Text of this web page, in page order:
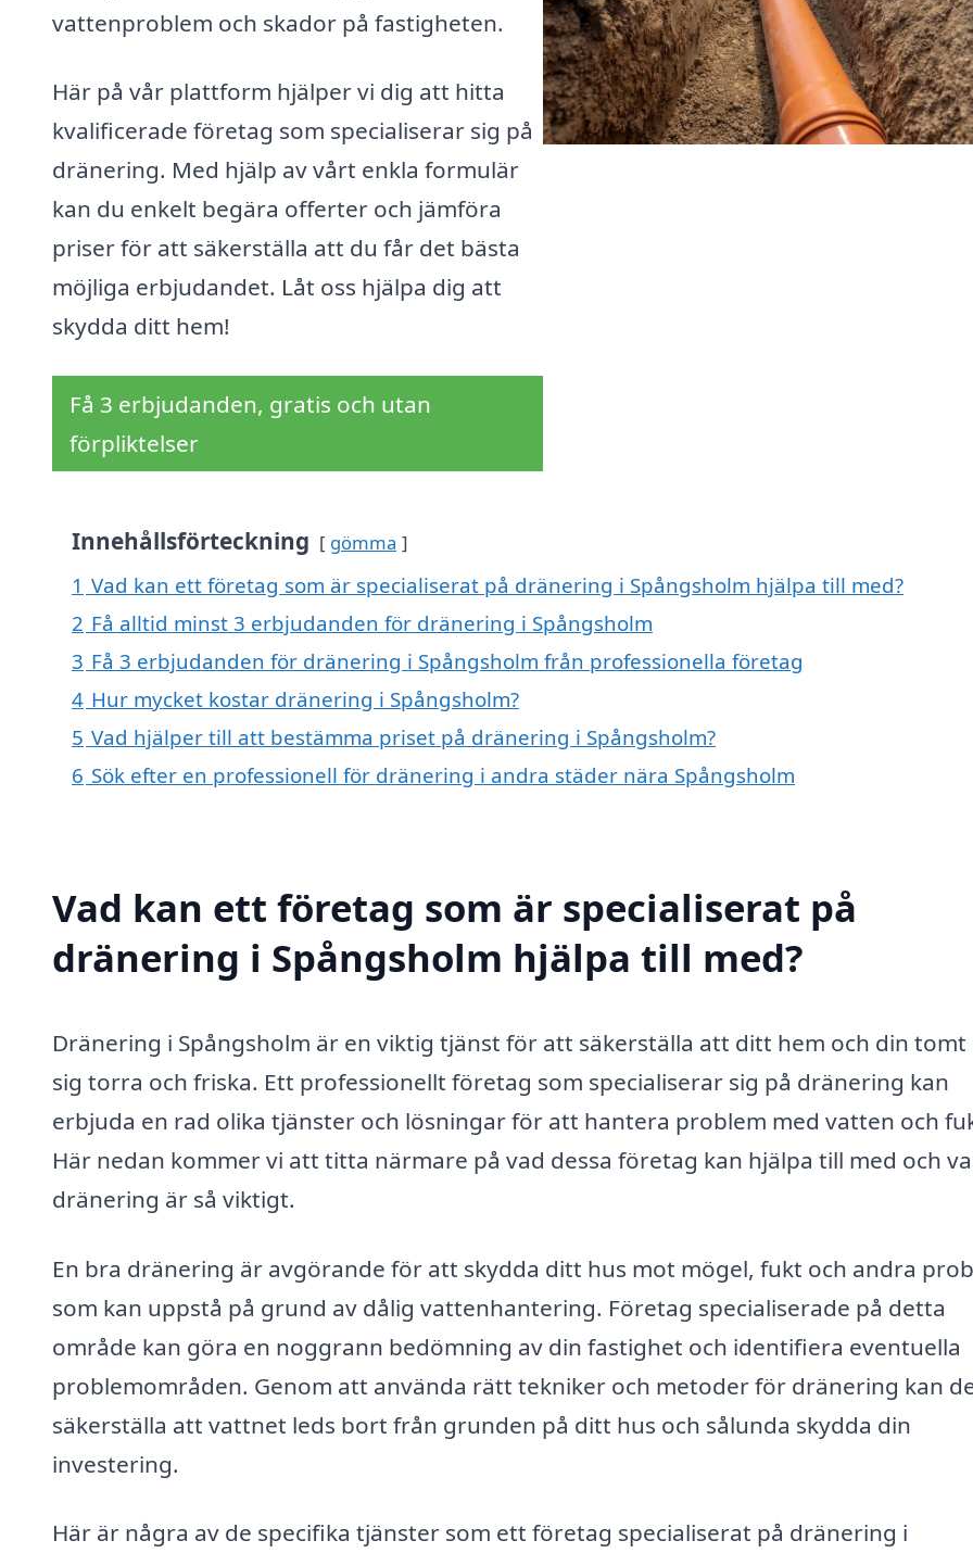
vattenproblem och skador på fastigheten.
Här på vår plattform hjälper vi dig att hitta
kvalificerade företag som specialiserar sig på
dränering. Med hjälp av vårt enkla formulär
kan du enkelt begära offerter och jämföra
priser för att säkerställa att du får det bästa
möjliga erbjudandet. Låt oss hjälpa dig att
skydda ditt hem!
Få 3 erbjudanden, gratis och utan
förpliktelser
Innehållsförteckning gömma
1 Vad kan ett företag som är specialiserat på dränering i Spångsholm hjälpa till med?
2 Få alltid minst 3 erbjudanden för dränering i Spångsholm
3 Få 3 erbjudanden för dränering i Spångsholm från professionella företag
4 Hur mycket kostar dränering i Spångsholm?
5 Vad hjälper till att bestämma priset på dränering i Spångsholm?
6 Sök efter en professionell för dränering i andra städer nära Spångsholm
Vad kan ett företag som är specialiserat på
dränering i Spångsholm hjälpa till med?
Dränering i Spångsholm är en viktig tjänst för att säkerställa att ditt hem och din tomt
sig torra och friska. Ett professionellt företag som specialiserar sig på dränering kan
erbjuda en rad olika tjänster och lösningar för att hantera problem med vatten och
Här nedan kommer vi att titta närmare på vad dessa företag kan hjälpa till med och
dränering är så viktigt.
En bra dränering är avgörande för att skydda ditt hus mot mögel, fukt och andra
som kan uppstå på grund av dålig vattenhantering. Företag specialiserade på detta
område kan göra en noggrann bedömning av din fastighet och identifiera eventuella
problemområden. Genom att använda rätt tekniker och metoder för dränering kan
säkerställa att vattnet leds bort från grunden på ditt hus och sålunda skydda din
investering.
Här är några av de specifika tjänster som ett företag specialiserat på dränering i